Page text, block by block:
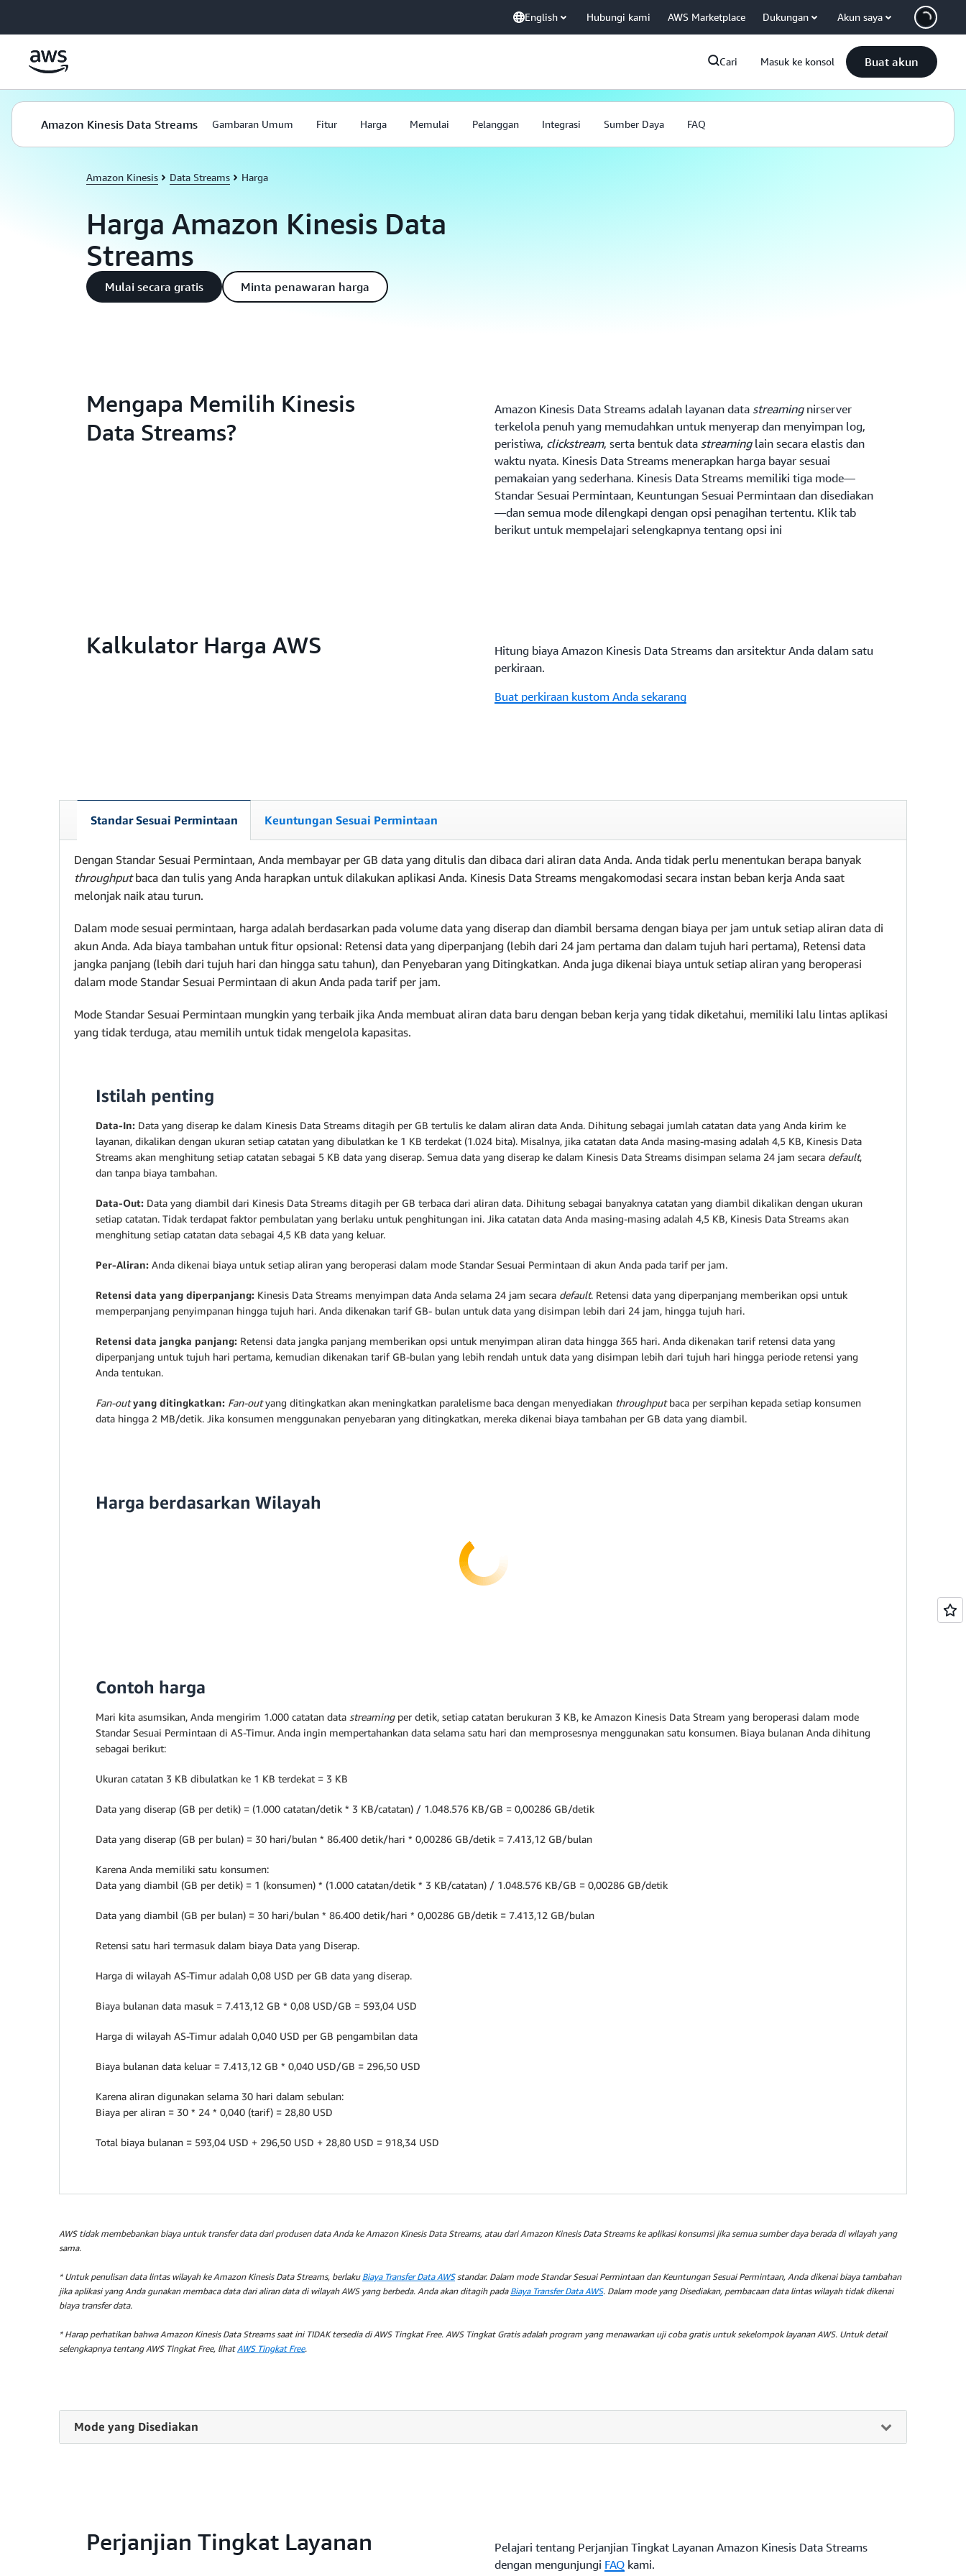
English Hubungi kami AWS Marketplace Dukungan Akun saya
Cari Masuk ke konsol Buat akun
Amazon Kinesis Data Streams Gambaran Umum Fitur Harga Memulai Pelanggan Integrasi Sumber Daya FAQ
Amazon Kinesis Data Streams Harga
Harga Amazon Kinesis Data
Streams
Mulai secara gratis Minta penawaran harga
Mengapa Memilih Kinesis
Data Streams?
Amazon Kinesis Data Streams adalah layanan data streaming nirserver
terkelola penuh yang memudahkan untuk menyerap dan menyimpan log,
peristiwa, clickstream, serta bentuk data streaming lain secara elastis dan
waktu nyata. Kinesis Data Streams menerapkan harga bayar sesuai
pemakaian yang sederhana. Kinesis Data Streams memiliki tiga mode—
Standar Sesuai Permintaan, Keuntungan Sesuai Permintaan dan disediakan
—dan semua mode dilengkapi dengan opsi penagihan tertentu. Klik tab
berikut untuk mempelajari selengkapnya tentang opsi ini
Kalkulator Harga AWS
Hitung biaya Amazon Kinesis Data Streams dan arsitektur Anda dalam satu
perkiraan.
Buat perkiraan kustom Anda sekarang
Standar Sesuai Permintaan Keuntungan Sesuai Permintaan
Dengan Standar Sesuai Permintaan, Anda membayar per GB data yang ditulis dan dibaca dari aliran data Anda. Anda tidak perlu menentukan berapa banyak
throughputbaca dan tulis yang Anda harapkan untuk dilakukan aplikasi Anda. Kinesis Data Streams mengakomodasi secara instan beban kerja Anda saat
melonjak naik atau turun.
Dalam mode sesuai permintaan, harga adalah berdasarkan pada volume data yang diserap dan diambil bersama dengan biaya per jam untuk setiap aliran data di
akun Anda. Ada biaya tambahan untuk fitur opsional: Retensi data yang diperpanjang (lebih dari 24 jam pertama dan dalam tujuh hari pertama), Retensi data
jangka panjang (lebih dari tujuh hari dan hingga satu tahun), dan Penyebaran yang Ditingkatkan. Anda juga dikenai biaya untuk setiap aliran yang beroperasi
dalam mode Standar Sesuai Permintaan di akun Anda pada tarif per jam.
Mode Standar Sesuai Permintaan mungkin yang terbaik jika Anda membuat aliran data baru dengan beban kerja yang tidak diketahui, memiliki lalu lintas aplikasi
yang tidak terduga, atau memilih untuk tidak mengelola kapasitas.
Istilah penting
Data-In: Data yang diserap ke dalam Kinesis Data Streams ditagih per GB tertulis ke dalam aliran data Anda. Dihitung sebagai jumlah catatan data yang Anda kirim ke
layanan, dikalikan dengan ukuran setiap catatan yang dibulatkan ke 1 KB terdekat (1.024 bita). Misalnya, jika catatan data Anda masing-masing adalah 4,5 KB, Kinesis Data
Streams akan menghitung setiap catatan sebagai 5 KB data yang diserap. Semua data yang diserap ke dalam Kinesis Data Streams disimpan selama 24 jam secara default,
dan tanpa biaya tambahan.
Data-Out: Data yang diambil dari Kinesis Data Streams ditagih per GB terbaca dari aliran data. Dihitung sebagai banyaknya catatan yang diambil dikalikan dengan ukuran
setiap catatan. Tidak terdapat faktor pembulatan yang berlaku untuk penghitungan ini. Jika catatan data Anda masing-masing adalah 4,5 KB, Kinesis Data Streams akan
menghitung setiap catatan data sebagai 4,5 KB data yang keluar.
Per-Aliran: Anda dikenai biaya untuk setiap aliran yang beroperasi dalam mode Standar Sesuai Permintaan di akun Anda pada tarif per jam.
Retensi data yang diperpanjang: Kinesis Data Streams menyimpan data Anda selama 24 jam secara default. Retensi data yang diperpanjang memberikan opsi untuk
memperpanjang penyimpanan hingga tujuh hari. Anda dikenakan tarif GB- bulan untuk data yang disimpan lebih dari 24 jam, hingga tujuh hari.
Retensi data jangka panjang: Retensi data jangka panjang memberikan opsi untuk menyimpan aliran data hingga 365 hari. Anda dikenakan tarif retensi data yang
diperpanjang untuk tujuh hari pertama, kemudian dikenakan tarif GB-bulan yang lebih rendah untuk data yang disimpan lebih dari tujuh hari hingga periode retensi yang
Anda tentukan.
Fan-outyang ditingkatkan: Fan-outyang ditingkatkan akan meningkatkan paralelisme baca dengan menyediakan throughputbaca per serpihan kepada setiap konsumen
data hingga 2 MB/detik. Jika konsumen menggunakan penyebaran yang ditingkatkan, mereka dikenai biaya tambahan per GB data yang diambil.
Harga berdasarkan Wilayah
Contoh harga
Mari kita asumsikan, Anda mengirim 1.000 catatan data streamingper detik, setiap catatan berukuran 3 KB, ke Amazon Kinesis Data Stream yang beroperasi dalam mode
Standar Sesuai Permintaan di AS-Timur. Anda ingin mempertahankan data selama satu hari dan memprosesnya menggunakan satu konsumen. Biaya bulanan Anda dihitung
sebagai berikut:
Ukuran catatan 3 KB dibulatkan ke 1 KB terdekat = 3 KB
Data yang diserap (GB per detik) = (1.000 catatan/detik * 3 KB/catatan) / 1.048.576 KB/GB = 0,00286 GB/detik
Data yang diserap (GB per bulan) = 30 hari/bulan * 86.400 detik/hari * 0,00286 GB/detik = 7.413,12 GB/bulan
Karena Anda memiliki satu konsumen:
Data yang diambil (GB per detik) = 1 (konsumen) * (1.000 catatan/detik * 3 KB/catatan) / 1.048.576 KB/GB = 0,00286 GB/detik
Data yang diambil (GB per bulan) = 30 hari/bulan * 86.400 detik/hari * 0,00286 GB/detik = 7.413,12 GB/bulan
Retensi satu hari termasuk dalam biaya Data yang Diserap.
Harga di wilayah AS-Timur adalah 0,08 USD per GB data yang diserap.
Biaya bulanan data masuk = 7.413,12 GB * 0,08 USD/GB = 593,04 USD
Harga di wilayah AS-Timur adalah 0,040 USD per GB pengambilan data
Biaya bulanan data keluar = 7.413,12 GB * 0,040 USD/GB = 296,50 USD
Karena aliran digunakan selama 30 hari dalam sebulan:
Biaya per aliran = 30 * 24 * 0,040 (tarif) = 28,80 USD
Total biaya bulanan = 593,04 USD + 296,50 USD + 28,80 USD = 918,34 USD
AWS tidak membebankan biaya untuk transfer data dari produsen data Anda ke Amazon Kinesis Data Streams, atau dari Amazon Kinesis Data Streams ke aplikasi konsumsi jika semua sumber daya berada di wilayah yang
sama.
* Untuk penulisan data lintas wilayah ke Amazon Kinesis Data Streams, berlaku Biaya Transfer Data AWSstandar. Dalam mode Standar Sesuai Permintaan dan Keuntungan Sesuai Permintaan, Anda dikenai biaya tambahan
jika aplikasi yang Anda gunakan membaca data dari aliran data di wilayah AWS yang berbeda. Anda akan ditagih pada Biaya Transfer Data AWS. Dalam mode yang Disediakan, pembacaan data lintas wilayah tidak dikenai
biaya transfer data.
* Harap perhatikan bahwa Amazon Kinesis Data Streams saat ini TIDAK tersedia di AWS Tingkat Free. AWS Tingkat Gratis adalah program yang menawarkan uji coba gratis untuk sekelompok layanan AWS. Untuk detail
selengkapnya tentang AWS Tingkat Free, lihatAWS Tingkat Free.
Mode yang Disediakan
naik secara bertahap, atau dapat memprakirakan persyaratan kapasitas untuk mengontrol biaya.
Perjanjian Tingkat Layanan
Pelajari tentang Perjanjian Tingkat Layanan Amazon Kinesis Data Streams
dengan mengunjungi FAQ kami.